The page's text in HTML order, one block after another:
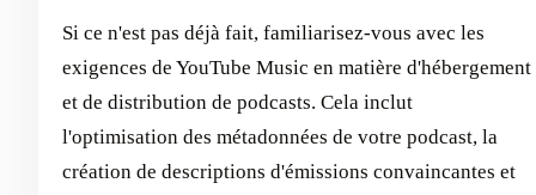
Si ce n'est pas déjà fait, familiarisez-vous avec les
exigences de YouTube Music en matière d'hébergement
et de distribution de podcasts. Cela inclut
l'optimisation des métadonnées de votre podcast, la
création de descriptions d'émissions convaincantes et